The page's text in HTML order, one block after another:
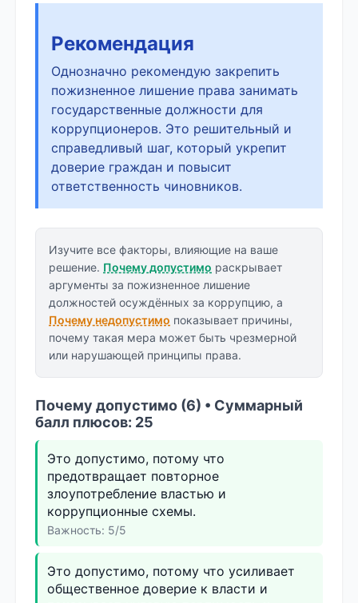
Рекомендация
Однозначно рекомендую закрепить
пожизненное лишение права занимать
государственные должности для
коррупционеров. Это решительный и
справедливый шаг, который укрепит
доверие граждан и повысит
ответственность чиновников.
Изучите все факторы, влияющие на ваше
решение. Почему допустимо раскрывает
аргументы за пожизненное лишение
должностей осуждённых за коррупцию, а
Почему недопустимо показывает причины,
почему такая мера может быть чрезмерной
или нарушающей принципы права.
Почему допустимо (6) • Суммарный
балл плюсов: 25
Это допустимо, потому что
предотвращает повторное
злоупотребление властью и
коррупционные схемы.
Важность: 5/5
Это допустимо, потому что усиливает
общественное доверие к власти и